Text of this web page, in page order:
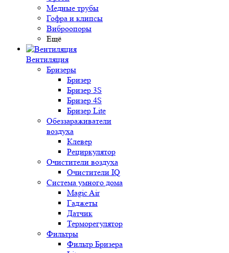
Медные трубы
Гофра и клипсы
Виброопоры
Ещё
Вентиляция
Бризеры
Бризер
Бризер 3S
Бризер 4S
Бризер Lite
Обеззараживатели
воздуха
Клевер
Рециркулятор
Очистители воздуха
Очистители IQ
Система умного дома
Magic Air
Гаджеты
Датчик
Терморегулятор
Фильтры
Фильтр Бризера